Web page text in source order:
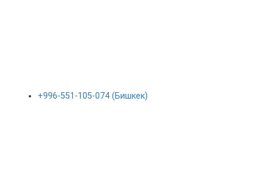
+996-551-105-074 (Бишкек)